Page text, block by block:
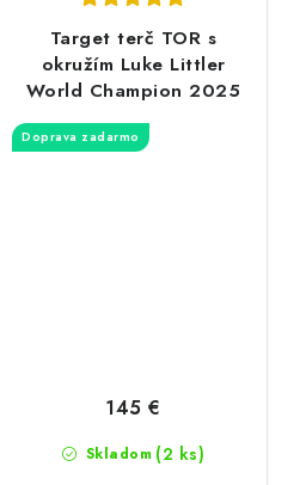
Target terč TOR s
okružím Luke Littler
World Champion 2025
Doprava zadarmo
Skladom (2 ks)
145 €